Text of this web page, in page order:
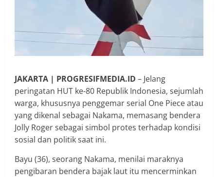
JAKARTA | PROGRESIFMEDIA.ID – Jelang
peringatan HUT ke-80 Republik Indonesia, sejumlah
warga, khususnya penggemar serial One Piece atau
yang dikenal sebagai Nakama, memasang bendera
Jolly Roger sebagai simbol protes terhadap kondisi
sosial dan politik saat ini.
Bayu (36), seorang Nakama, menilai maraknya
pengibaran bendera bajak laut itu mencerminkan